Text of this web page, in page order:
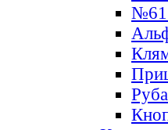
№61